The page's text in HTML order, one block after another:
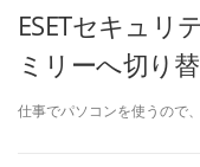
ESETセキュリ
ミリーへ切り
仕事でパソコンを使うので